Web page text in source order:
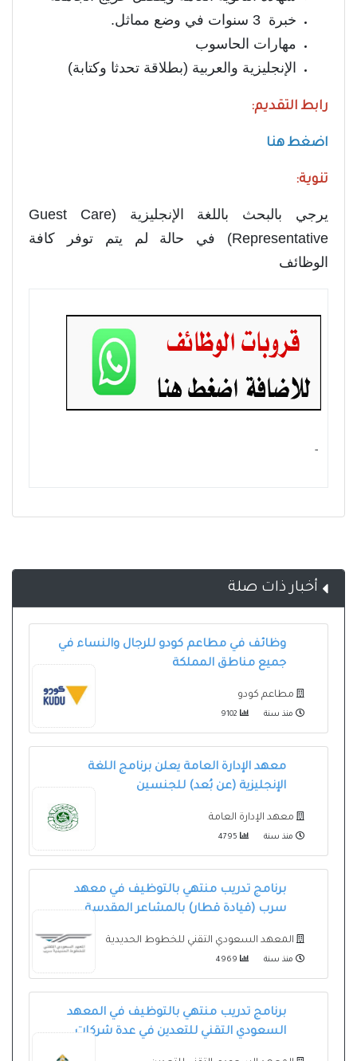
خبرة 3 سنوات في وضع مماثل.
مهارات الحاسوب
الإنجليزية والعربية (بطلاقة تحدثا وكتابة)
رابط التقديم:
اضغط هنا
تنوية:
يرجي بالبحث باللغة الإنجليزية (Guest Care
Representative) في حالة لم يتم توفر كافة
الوظائف
- ‏
أخبار ذات صلة
وظائف في مطاعم كودو للرجال والنساء في
جميع مناطق المملكة
مطاعم كودو
منذ سنة
معهد الإدارة العامة يعلن برنامج اللغة
الإنجليزية (عن بُعد) للجنسين
معهد الإدارة العامة
منذ سنة
برنامج تدريب منتهي بالتوظيف في معهد
سرب (قيادة قطار) بالمشاعر المقدسة
المعهد السعودي التقني للخطوط الحديدية
منذ سنة
برنامج تدريب منتهي بالتوظيف في المعهد
السعودي التقني للتعدين في عدة شركات